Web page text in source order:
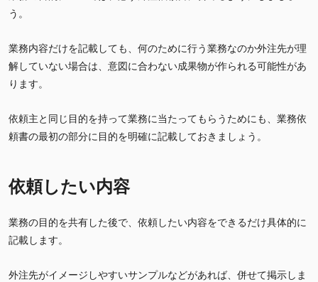
う。
業務内容だけを記載しても、何のために行う業務なのか外注先が理
解していない場合は、意図に合わない成果物が作られる可能性があ
ります。
依頼主と同じ目的を持って業務に当たってもらうためにも、業務依
頼書の最初の部分に目的を明確に記載しておきましょう。
依頼したい内容
業務の目的を共有した後で、依頼したい内容をできるだけ具体的に
記載します。
外注先がイメージしやすいサンプルなどがあれば、併せて掲示しま